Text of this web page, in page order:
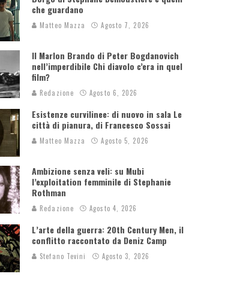
che guardano
Matteo Mazza Agosto 7, 2026
Il Marlon Brando di Peter Bogdanovich
nell’imperdibile Chi diavolo c’era in quel
film?
Redazione Agosto 6, 2026
Esistenze curvilinee: di nuovo in sala Le
città di pianura, di Francesco Sossai
Matteo Mazza Agosto 5, 2026
Ambizione senza veli: su Mubi
l’exploitation femminile di Stephanie
Rothman
Redazione Agosto 4, 2026
L’arte della guerra: 20th Century Men, il
conflitto raccontato da Deniz Camp
Stefano Tevini Agosto 3, 2026